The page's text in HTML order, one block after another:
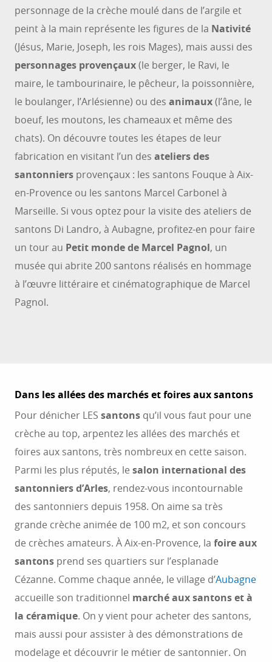
personnage de la crèche moulé dans de l’argile et
peint à la main représente les figures de la Nativité
(Jésus, Marie, Joseph, les rois Mages), mais aussi des
personnages provençaux(le berger, le Ravi, le
maire, le tambourinaire, le pêcheur, la poissonnière,
le boulanger, l’Arlésienne) ou des animaux(l’âne, le
boeuf, les moutons, les chameaux et même des
chats). On découvre toutes les étapes de leur
fabrication en visitant l’un des ateliers des
santonniers provençaux : les santons Fouque à Aix-
en-Provence ou les santons Marcel Carbonel à
Marseille. Si vous optez pour la visite des ateliers de
santons Di Landro, à Aubagne, profitez-en pour faire
un tour au Petit monde de Marcel Pagnol, un
musée qui abrite 200 santons réalisés en hommage
à l’œuvre littéraire et cinématographique de Marcel
Pagnol.
Dans les allées des marchés et foires aux santons
Pour dénicher LES santons qu’il vous faut pour une
crèche au top, arpentez les allées des marchés et
foires aux santons, très nombreux en cette saison.
Parmi les plus réputés, le salon international des
santonniers d’Arles, rendez-vous incontournable
des santonniers depuis 1958. On aime sa très
grande crèche animée de 100 m2, et son concours
de crèches amateurs. À Aix-en-Provence, la foire aux
santons prend ses quartiers sur l’esplanade
Cézanne. Comme chaque année, le village d’Aubagne
accueille son traditionnel marché aux santons et à
la céramique. On y vient pour acheter des santons,
mais aussi pour assister à des démonstrations de
modelage et découvrir le métier de santonnier. On